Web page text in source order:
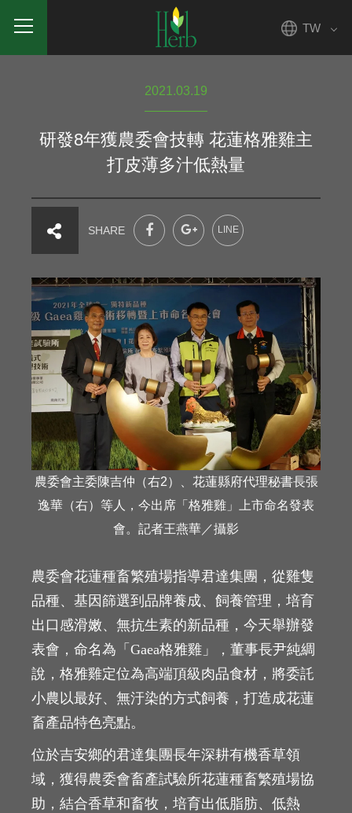
TW
2021.03.19
研發8年獲農委會技轉 花蓮格雅雞主
打皮薄多汁低熱量
SHARE LINE
農委會主委陳吉仲（右2）、花蓮縣府代理秘書長張
逸華（右）等人，今出席「格雅雞」上市命名發表
會。記者王燕華／攝影
農委會花蓮種畜繁殖場指導君達集團，從雞隻
品種、基因篩選到品牌養成、飼養管理，培育
出口感滑嫩、無抗生素的新品種，今天舉辦發
表會，命名為「Gaea格雅雞」，董事長尹純綢
說，格雅雞定位為高端頂級肉品食材，將委託
小農以最好、無汙染的方式飼養，打造成花蓮
畜產品特色亮點。
位於吉安鄉的君達集團長年深耕有機香草領
域，獲得農委會畜產試驗所花蓮種畜繁殖場協
助，結合香草和畜牧，培育出低脂肪、低熱